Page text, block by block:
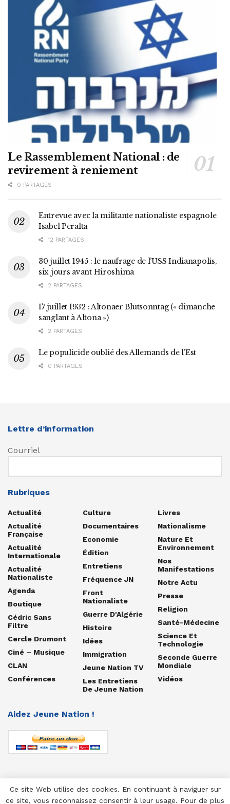
Le Rassemblement National : de
revirement à reniement
0 PARTAGES
Entrevue avec la militante nationaliste espagnole
Isabel Peralta
12 PARTAGES
30 juillet 1945 : le naufrage de l’USS Indianapolis,
six jours avant Hiroshima
2 PARTAGES
17 juillet 1932 : Altonaer Blutsonntag (« dimanche
sanglant à Altona »)
2 PARTAGES
Le populicide oublié des Allemands de l’Est
0 PARTAGES
Lettre d’information
Courriel
Rubriques
Actualité
Actualité
Française
Actualité
Internationale
Actualité
Nationaliste
Agenda
Boutique
Cédric Sans
Filtre
Cercle Drumont
Ciné – Musique
CLAN
Conférences
Culture
Documentaires
Economie
Édition
Entretiens
Fréquence JN
Front
Nationaliste
Guerre D'Algérie
Histoire
Idées
Immigration
Jeune Nation TV
Les Entretiens
De Jeune Nation
Livres
Nationalisme
Nature Et
Environnement
Nos
Manifestations
Notre Actu
Presse
Religion
Santé-Médecine
Science Et
Technologie
Seconde Guerre
Mondiale
Vidéos
Aidez Jeune Nation !
© 1958-2025 Jeune Nation
Ce site Web utilise des cookies. En continuant à naviguer sur
ce site, vous reconnaissez consentir à leur usage. Pour de plus